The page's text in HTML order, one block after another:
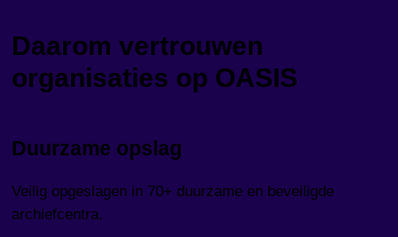
Daarom vertrouwen
organisaties op OASIS
Duurzame opslag
Veilig opgeslagen in 70+ duurzame en beveiligde
archiefcentra.